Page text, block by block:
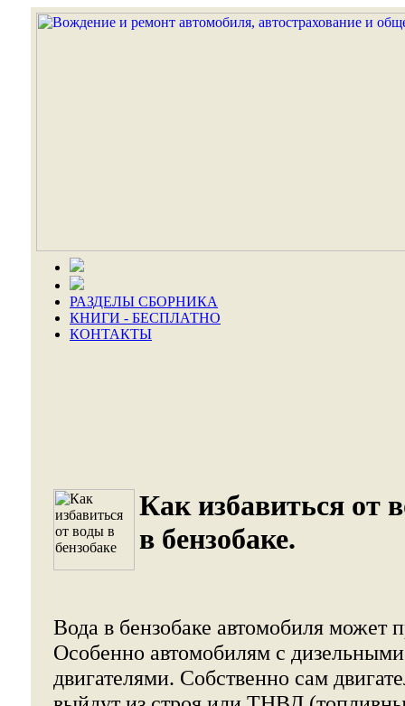
РАЗДЕЛЫ СБОРНИКА
КНИГИ - БЕСПЛАТНО
КОНТАКТЫ
Как избавиться от
в бензобаке.
Вода в бензобаке автомобиля может
Особенно автомобилям с
двигателями. Собственно сам